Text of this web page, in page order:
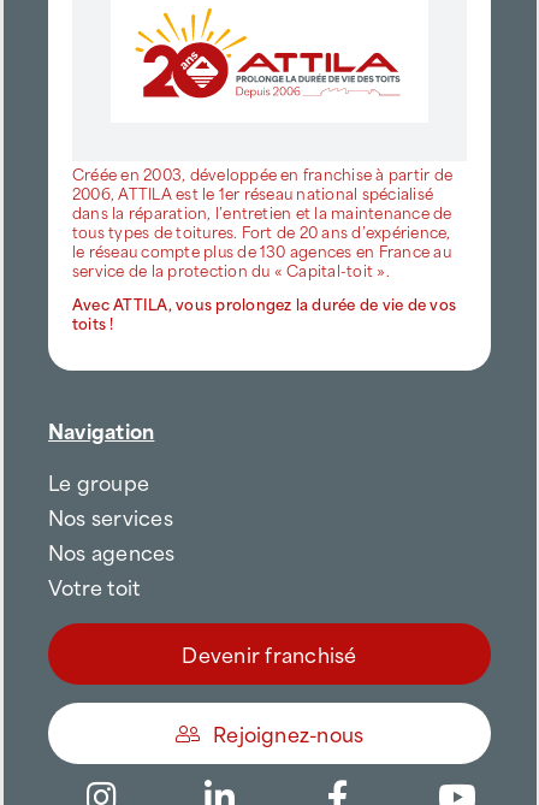
Créée en 2003, développée en franchise à partir de
2006, ATTILA est le 1er réseau national spécialisé
dans la réparation, l’entretien et la maintenance de
tous types de toitures. Fort de 20 ans d’expérience,
le réseau compte plus de 130 agences en France au
service de la protection du « Capital-toit ».
Avec ATTILA, vous prolongez la durée de vie de vos
toits !
Navigation
Le groupe
Nos services
Nos agences
Votre toit
Devenir franchisé
Rejoignez-nous